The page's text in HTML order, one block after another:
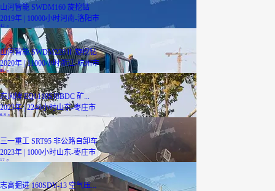
山河智能 SWDM160 旋挖钻
2019年 | 10000小时河南-洛阳市
42
山河智能 SWDM220Ⅱ 旋挖钻
2020年 | 11000小时浙江-杭州市
88万
东风牌 EQ1110SJ8BDC 矿...
2023年 | 2240小时山东-枣庄市
6.8 万
三一重工 SRT95 非公路自卸车
2023年 | 1000小时山东-枣庄市
17 万
志高掘进 160SDY-13 空气压...